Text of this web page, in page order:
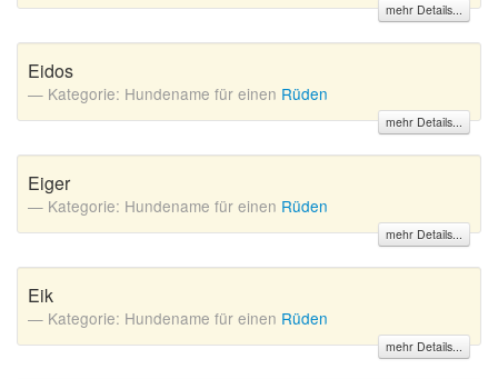
mehr Details...
Eidos
Kategorie: Hundename für einen Rüden
mehr Details...
Eiger
Kategorie: Hundename für einen Rüden
mehr Details...
Eik
Kategorie: Hundename für einen Rüden
mehr Details...